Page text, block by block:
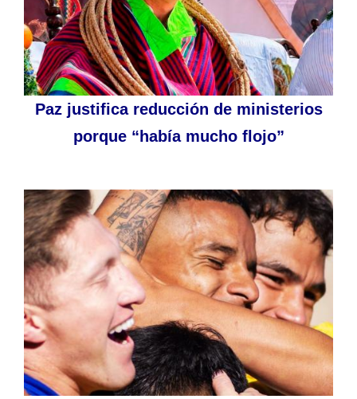
Paz justifica reducción de ministerios
porque “había mucho flojo”